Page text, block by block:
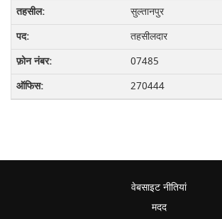
सुल्तानपुर
तहसीलदार
07485
270444
वेबसाइट नीतियां
मदद